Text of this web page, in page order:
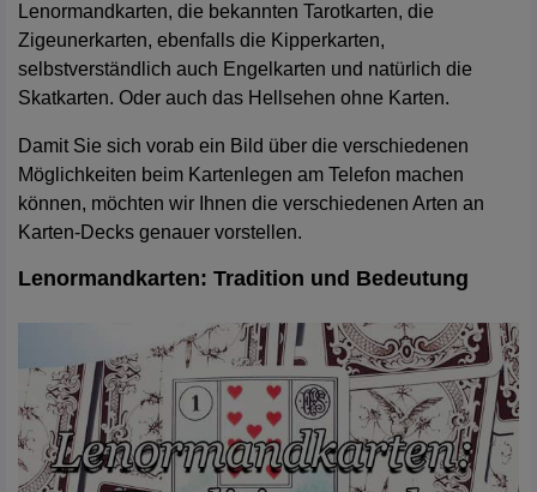
Lenormandkarten, die bekannten Tarotkarten, die
Zigeunerkarten, ebenfalls die Kipperkarten,
selbstverständlich auch Engelkarten und natürlich die
Skatkarten. Oder auch das Hellsehen ohne Karten.
Damit Sie sich vorab ein Bild über die verschiedenen
Möglichkeiten beim Kartenlegen am Telefon machen
können, möchten wir Ihnen die verschiedenen Arten an
Karten-Decks genauer vorstellen.
Lenormandkarten: Tradition und Bedeutung